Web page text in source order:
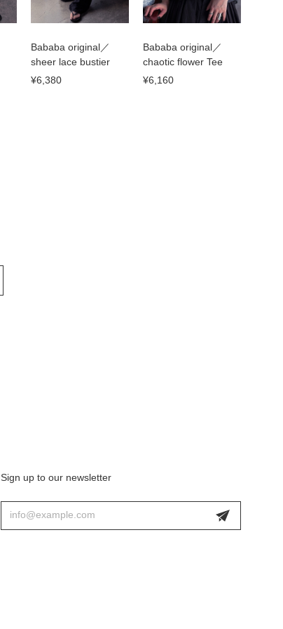
Bababa original／
sheer lace bustier
¥6,380
Bababa original／
chaotic flower Tee
¥6,160
Sign up to our newsletter